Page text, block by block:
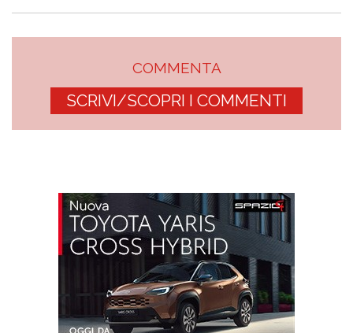
COMMENTA
SCRIVI/SCOPRI I COMMENTI